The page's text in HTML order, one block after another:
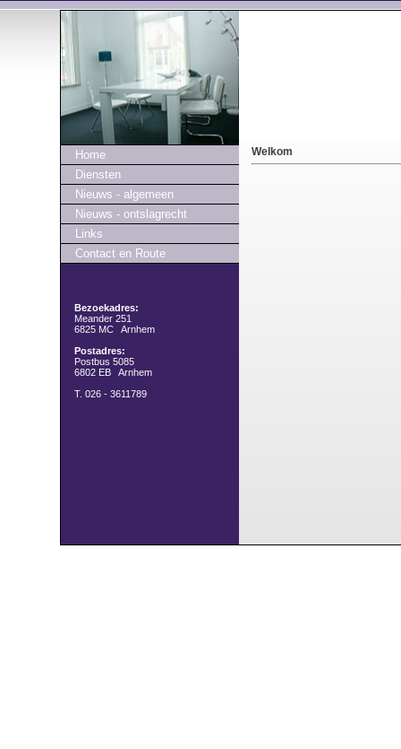
Home
Diensten
Nieuws - algemeen
Nieuws - ontslagrecht
Links
Contact en Route
Bezoekadres:
Meander 251
6825 MC Arnhem
Postadres:
Postbus 5085
6802 EB Arnhem
T. 026 - 3611789
Welkom